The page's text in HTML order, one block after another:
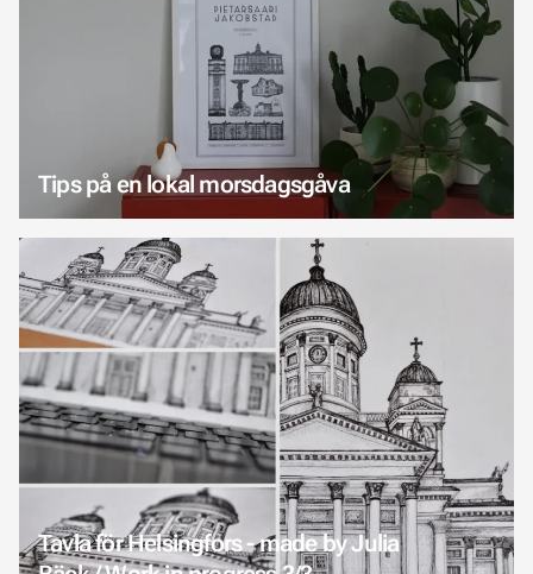
Tips på en lokal morsdagsgåva
Tavla för Helsingfors - made by Julia